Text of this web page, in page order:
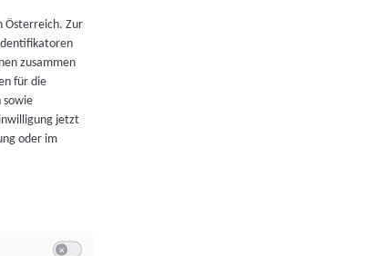
Österreich. Zur
zusammen
für die
sowie
jetzt
oder im